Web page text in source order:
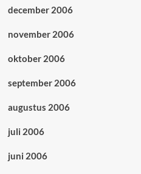
december 2006
november 2006
oktober 2006
september 2006
augustus 2006
juli 2006
juni 2006